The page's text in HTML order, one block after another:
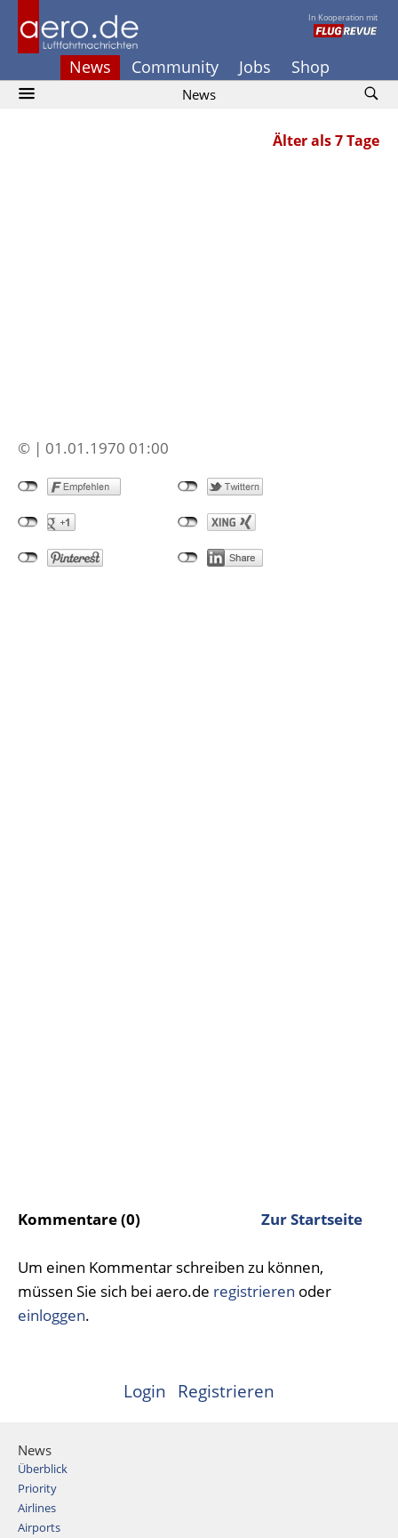
In Kooperation mit
News Community Jobs Shop
News
Älter als 7 Tage
© | 01.01.1970 01:00
Kommentare (0) Zur Startseite
Um einen Kommentar schreiben zu können,
müssen Sie sich bei aero.de registrieren oder
einloggen.
Login Registrieren
News
Überblick
Priority
Airlines
Airports